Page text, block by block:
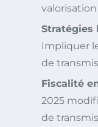
valorisation
Stratégies
Impliquer
de
Fiscalité
2025
de